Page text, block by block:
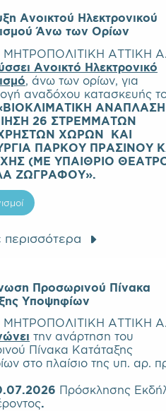
Ανοικτού Ηλεκτρονικού
Άνω των Ορίων
ΑΤΤΙΚΗ
Ανοικτό Ηλεκτρονικό
, άνω των ορίων, για
αναδόχου κατασκευής
ΑΝΑΠΛΑΣΗ
26 ΣΤΡΕΜΜΑΤΩΝ
ΧΩΡΩΝ ΚΑΙ
ΠΑΡΚΟΥ ΠΡΑΣΙΝΟΥ
(ΜΕ ΥΠΑΙΘΡΙΟ
ΖΩΓΡΑΦΟΥ».
Προσωρινού Πίνακα
Υποψηφίων
ΑΤΤΙΚΗ
την ανάρτηση του
Πίνακα Κατάταξης
στο πλαίσιο της υπ. αρ.
Πρόσκλησης
.